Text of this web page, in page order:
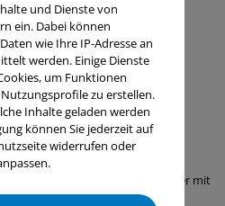
250
sich für den Handwasserabzieher mit
und Dienste von
ein. Dabei können
wie Ihre IP-Adresse an
werden. Einige Dienste
um Funktionen
zu erstellen.
Inhalte geladen werden
können Sie jederzeit auf
widerrufen oder